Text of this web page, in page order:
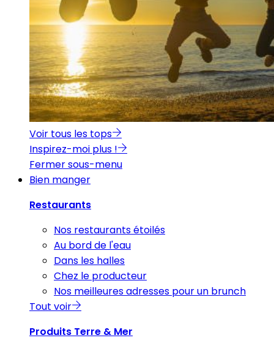
Voir tous les tops
Inspirez-moi plus !
Fermer sous-menu
Bien manger
Restaurants
Nos restaurants étoilés
Au bord de l'eau
Dans les halles
Chez le producteur
Nos meilleures adresses pour un brunch
Tout voir
Produits Terre & Mer